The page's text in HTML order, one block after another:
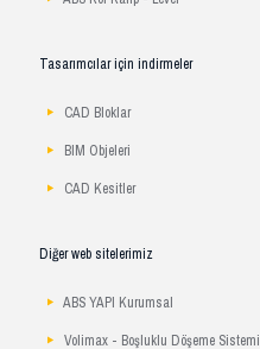
Tasarımcılar için indirmeler
CAD Bloklar
BIM Objeleri
CAD Kesitler
Diğer web sitelerimiz
ABS YAPI Kurumsal
Volimax - Boşluklu Döşeme Sistemi